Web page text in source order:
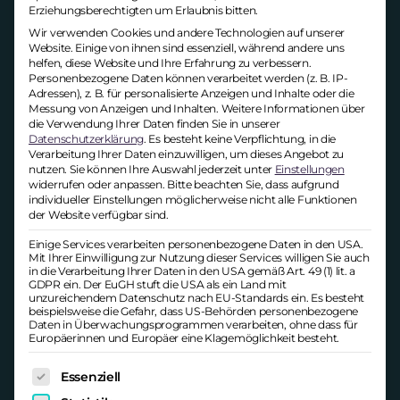
PERSONALMARKETING
Auch auf der praktischen Ebene hatte
unser Blog in diesem Jahr etwas zu
bieten. Heutzutage ist Bewegtbild aus
Marketing und sozialen Medien nicht
mehr weg zu denken. Das betrifft auch
das Personalmarketing. Da die Kreation
von Video-Adsschnell aufwändig und
kostenintensiv werden kann, haben wir
uns nacheinfachen und günstigen
Alternativenumgesehen. Damit hat
man einen guten Ausgangspunkt, um
Video-Content in das eigene Marketing
zu integrieren.
Im vergangenen Jahr waren wir nicht
unterwegs. Neben der Präsenz auf
Erziehungsberechtigten um Erlaubnis bitten.
Wir verwenden Cookies und andere Technologien auf unserer
Website. Einige von ihnen sind essenziell, während andere uns
helfen, diese Website und Ihre Erfahrung zu verbessern.
Personenbezogene Daten können verarbeitet werden (z. B. IP-
Adressen), z. B. für personalisierte Anzeigen und Inhalte oder die
Messung von Anzeigen und Inhalten. Weitere Informationen über
die Verwendung Ihrer Daten finden Sie in unserer
Datenschutzerklärung. Es besteht keine Verpflichtung, in die
Verarbeitung Ihrer Daten einzuwilligen, um dieses Angebot zu
nutzen. Sie können Ihre Auswahl jederzeit unter Einstellungen
widerrufen oder anpassen. Bitte beachten Sie, dass aufgrund
individueller Einstellungen möglicherweise nicht alle Funktionen
der Website verfügbar sind.
Einige Services verarbeiten personenbezogene Daten in den USA.
Mit Ihrer Einwilligung zur Nutzung dieser Services willigen Sie auch
in die Verarbeitung Ihrer Daten in den USA gemäß Art. 49 (1) lit. a
GDPR ein. Der EuGH stuft die USA als ein Land mit
unzureichendem Datenschutz nach EU-Standards ein. Es besteht
beispielsweise die Gefahr, dass US-Behörden personenbezogene
Daten in Überwachungsprogrammen verarbeiten, ohne dass für
Europäerinnen und Europäer eine Klagemöglichkeit besteht.
Es folgt eine Liste der Service-Gruppen, für die eine
Essenziell